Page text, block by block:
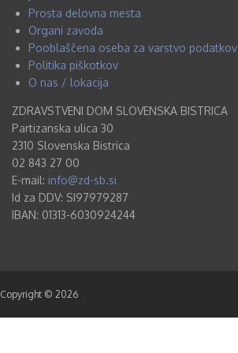
Prosta delovna mesta
Organi zavoda
Pooblaščena oseba za varstvo podatkov
Politika piškotkov
O nas / lokacija
ZDRAVSTVENI DOM SLOVENSKA BISTRICA
Partizanska ulica 30
2310 Slovenska Bistrica
02 843 27 00
E-mail: info@zd-sb.si
Id za DDV: SI97979287
IBAN: 01313-6030924244
Copyright © 2026